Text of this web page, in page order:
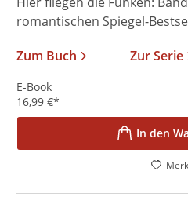
romantischen Spiegel-
Zum Buch
Zur Serie
E-Book
16,99 €*
In den